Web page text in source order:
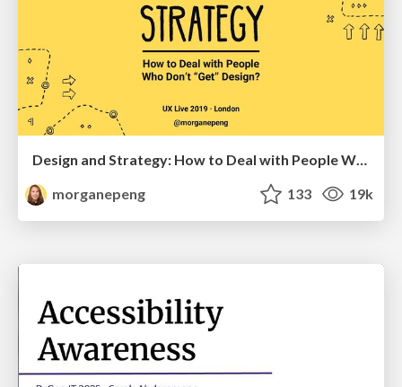
morganepeng
133 19k